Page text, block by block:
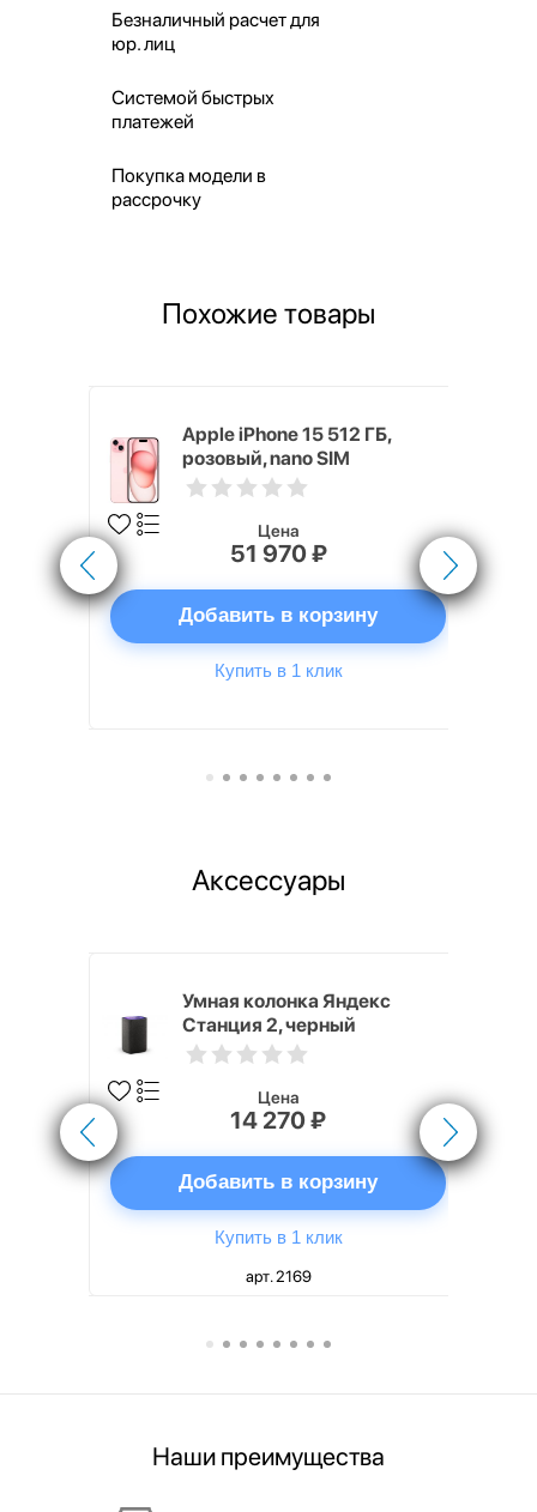
Безналичный расчет для
юр. лиц
Системой быстрых
платежей
Покупка модели в
рассрочку
Похожие товары
Apple iPhone 15 512 ГБ,
розовый, nano SIM
Цена
51 970 ₽
Добавить в корзину
Купить в 1 клик
Аксессуары
Умная колонка Яндекс
Станция 2, черный
Цена
14 270 ₽
Добавить в корзину
Купить в 1 клик
арт. 2169
Наши преимущества